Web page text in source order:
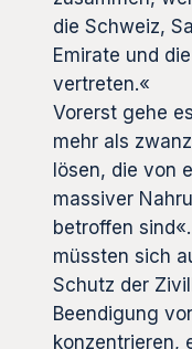
die Schweiz,
Emirate und
vertreten.«
Vorerst gehe
mehr als
lösen, die von
massiver
betroffen
müssten sich
Schutz der
Beendigung
konzentrieren,